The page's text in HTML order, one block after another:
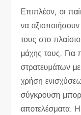
Επιπλέον, οι
να
τους στο
μάχης τους. Για
στρατευμάτων
χρήση
σύγκρουση
αποτελέσματα.